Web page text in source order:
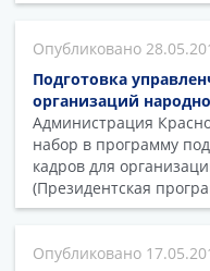
Подготовка
организаций
Администрация
набор в программу
кадров для
(Президентская